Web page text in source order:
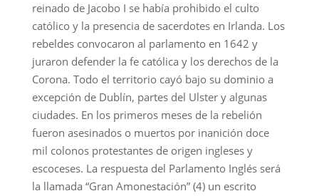
reinado de Jacobo I se había prohibido el culto
católico y la presencia de sacerdotes en Irlanda. Los
rebeldes convocaron al parlamento en 1642 y
juraron defender la fe católica y los derechos de la
Corona. Todo el territorio cayó bajo su dominio a
excepción de Dublín, partes del Ulster y algunas
ciudades. En los primeros meses de la rebelión
fueron asesinados o muertos por inanición doce
mil colonos protestantes de origen ingleses y
escoceses. La respuesta del Parlamento Inglés será
la llamada “Gran Amonestación” (4) un escrito